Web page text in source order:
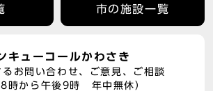
市の施設一覧
キューコールかわさき
お問い合わせ、ご意見、ご相談
8時から午後9時 年中無休）